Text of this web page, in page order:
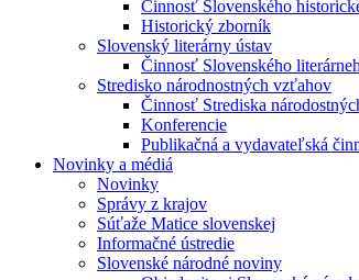
Činnosť Slovenského
Historický zborník
Slovenský literárny ústav
Činnosť Slovenského
Stredisko národnostných vzťahov
Činnosť Strediska
Konferencie
Publikačná a vydavateľská
Novinky a médiá
Novinky
Správy z krajov
Súťaže Matice slovenskej
Informačné ústredie
Slovenské národné noviny